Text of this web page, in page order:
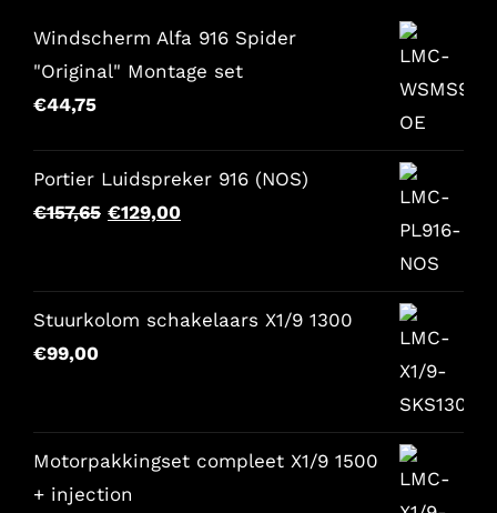
Windscherm Alfa 916 Spider
"Original" Montage set
€44,75
Portier Luidspreker 916 (NOS)
€157,65 Der
war:
€129,00Der
lautet:
Stuurkolom schakelaars X1/9 1300
€99,00
Motorpakkingset compleet X1/9 1500
+ injection